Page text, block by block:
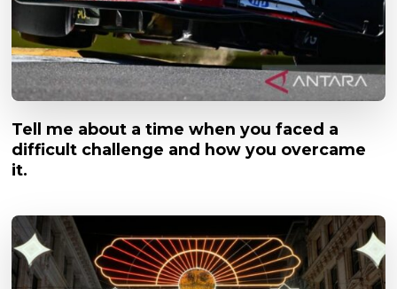
Tell me about a time when you faced a
difficult challenge and how you overcame
it.